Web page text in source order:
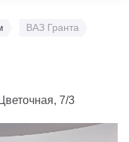
ВАЗ Гранта
7/3